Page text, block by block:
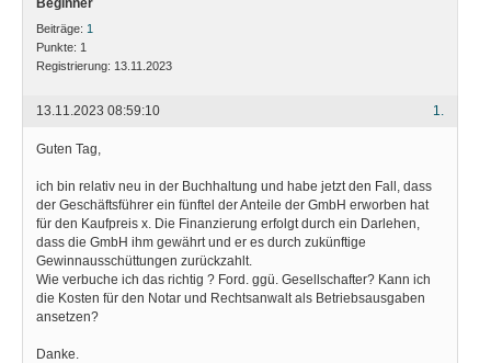
Beiträge: 1
Punkte: 1
Registrierung: 13.11.2023
1.
13.11.2023 08:59:10
Guten Tag,
ich bin relativ neu in der Buchhaltung und habe jetzt den Fall, dass
der Geschäftsführer ein fünftel der Anteile der GmbH erworben hat
für den Kaufpreis x. Die Finanzierung erfolgt durch ein Darlehen,
dass die GmbH ihm gewährt und er es durch zukünftige
Gewinnausschüttungen zurückzahlt.
Wie verbuche ich das richtig ? Ford. ggü. Gesellschafter? Kann ich
die Kosten für den Notar und Rechtsanwalt als Betriebsausgaben
ansetzen?
Danke.